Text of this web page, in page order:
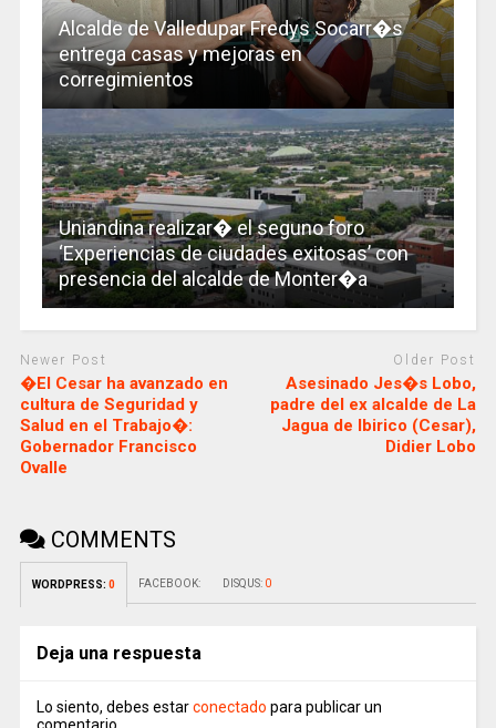
Alcalde de Valledupar Fredys Socarr�s
entrega casas y mejoras en
corregimientos
Uniandina realizar� el seguno foro
‘Experiencias de ciudades exitosas’ con
presencia del alcalde de Monter�a
Newer Post
�El Cesar ha avanzado en
cultura de Seguridad y
Salud en el Trabajo�:
Gobernador Francisco
Ovalle
Older Post
Asesinado Jes�s Lobo,
padre del ex alcalde de La
Jagua de Ibirico (Cesar),
Didier Lobo
COMMENTS
WORDPRESS: 0 FACEBOOK: DISQUS: 0
Deja una respuesta
Lo siento, debes estarconectado para publicar un
comentario.